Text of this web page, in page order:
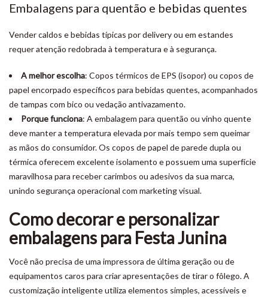
Embalagens para quentão e bebidas quentes
Vender caldos e bebidas típicas por delivery ou em estandes
requer atenção redobrada à temperatura e à segurança.
A melhor escolha: Copos térmicos de EPS (isopor) ou copos de
papel encorpado específicos para bebidas quentes, acompanhados
de tampas com bico ou vedação antivazamento.
Porque funciona: A embalagem para quentão ou vinho quente
deve manter a temperatura elevada por mais tempo sem queimar
as mãos do consumidor. Os copos de papel de parede dupla ou
térmica oferecem excelente isolamento e possuem uma superfície
maravilhosa para receber carimbos ou adesivos da sua marca,
unindo segurança operacional com marketing visual.
Como decorar e personalizar
embalagens para Festa Junina
Você não precisa de uma impressora de última geração ou de
equipamentos caros para criar apresentações de tirar o fôlego. A
customização inteligente utiliza elementos simples, acessíveis e